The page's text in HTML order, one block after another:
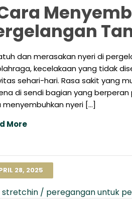
dan merasakan nyeri di
kecelakaan yang tidak
sehari-hari. Rasa sakit yang
di sendi bagian yang
menyembuhkan nyeri […]
More
28, 2025